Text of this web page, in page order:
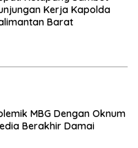
Kerja Kapolda
Barat
MBG Dengan Oknum
Berakhir Damai